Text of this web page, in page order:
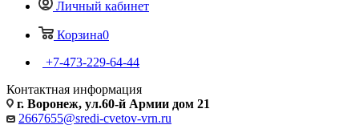
Личный кабинет
Корзина0
+7-473-229-64-44
Контактная информация
г. Воронеж, ул.60-й Армии дом 21
2667655@sredi-cvetov-vrn.ru